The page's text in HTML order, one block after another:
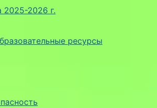
2025-2026 г.
ресурсы